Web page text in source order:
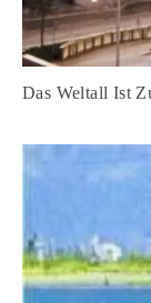
Das Weltall Ist